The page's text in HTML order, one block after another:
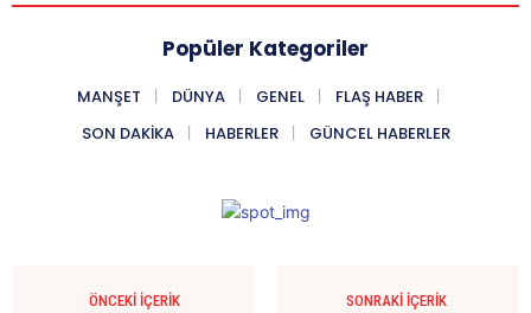
Popüler Kategoriler
MANŞET DÜNYA GENEL
FLAŞ HABER
SON DAKIKA
HABERLER GÜNCEL HABERLER
ÖNCEKI İÇERIK SONRAKI İÇERIK